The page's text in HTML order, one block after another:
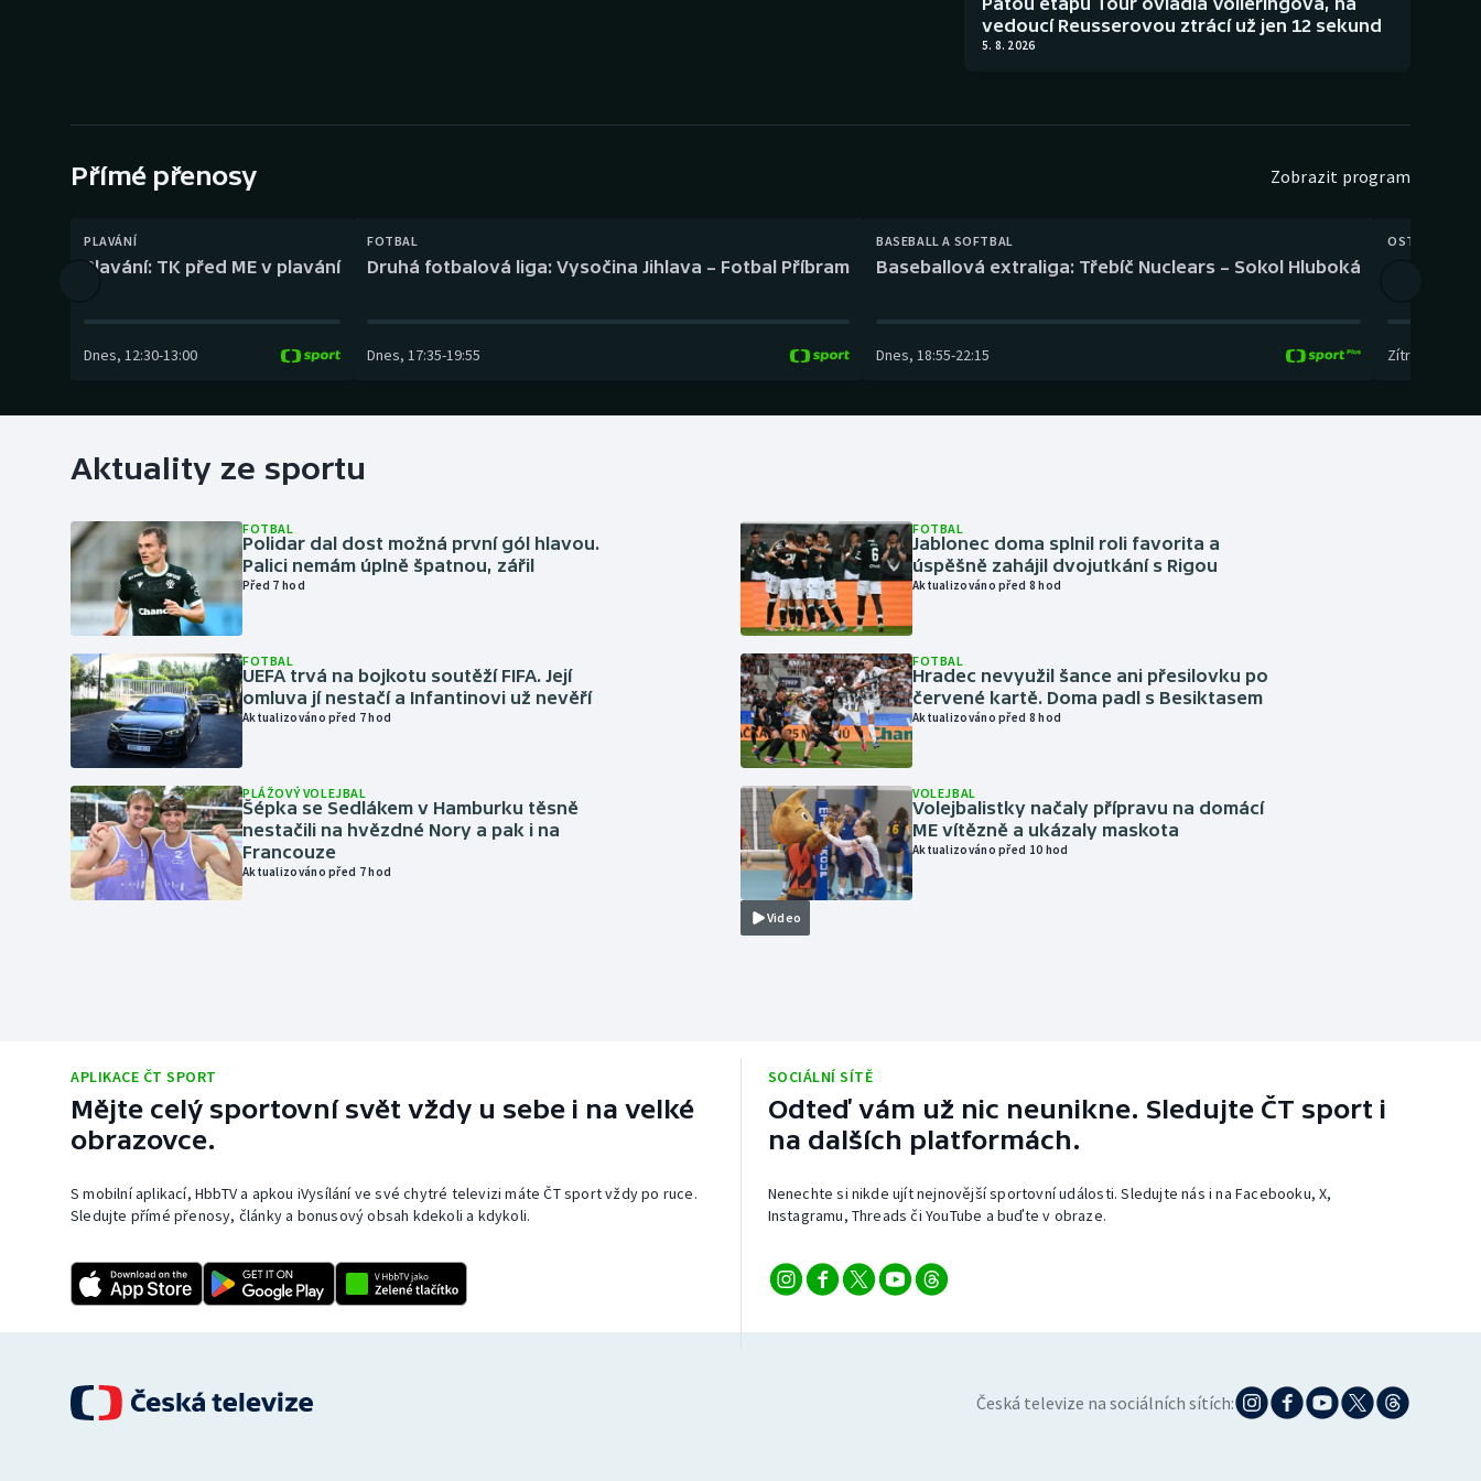
Gymnastika Plážový volejbal
vedoucí Reusserovou ztrácí už jen 12 sekund
5. 8. 2026
Přímé přenosy Zobrazit program
PLAVÁNÍ
Plavání: TK před ME v plavání
Dnes, 12:30-13:00
FOTBAL
Druhá fotbalová liga: Vysočina Jihlava – Fotbal Příbram
Dnes, 17:35-19:55
BASEBALL A SOFTBAL
Baseballová extraliga: Třebíč Nuclears – Sokol Hluboká
Dnes, 18:55-22:15
OSTATNÍ
Zítra
Aktuality ze sportu
FOTBAL
Polidar dal dost možná první gól hlavou.
Palici nemám úplně špatnou, zářil
Před 7 hod
FOTBAL
UEFA trvá na bojkotu soutěží FIFA. Její
omluva jí nestačí a Infantinovi už nevěří
Aktualizováno před 7 hod
PLÁŽOVÝ VOLEJBAL
Šépka se Sedlákem v Hamburku těsně
nestačili na hvězdné Nory a pak i na
Francouze
Aktualizováno před 7 hod
FOTBAL
Jablonec doma splnil roli favorita a
úspěšně zahájil dvojutkání s Rigou
Aktualizováno před 8 hod
FOTBAL
Hradec nevyužil šance ani přesilovku po
červené kartě. Doma padl s Besiktasem
Aktualizováno před 8 hod
Video
VOLEJBAL
Volejbalistky načaly přípravu na domácí
ME vítězně a ukázaly maskota
Aktualizováno před 10 hod
APLIKACE ČT SPORT
Mějte celý sportovní svět vždy u sebe i na velké
obrazovce.
S mobilní aplikací, HbbTV a apkou iVysílání ve své chytré televizi máte ČT sport vždy po ruce.
Sledujte přímé přenosy, články a bonusový obsah kdekoli a kdykoli.
SOCIÁLNÍ SÍTĚ
Odteď vám už nic neunikne. Sledujte ČT sport i
na dalších platformách.
Nenechte si nikde ujít nejnovější sportovní události. Sledujte nás i na Facebooku, X,
Instagramu, Threads či YouTube a buďte v obraze.
Česká televize na sociálních sítích: